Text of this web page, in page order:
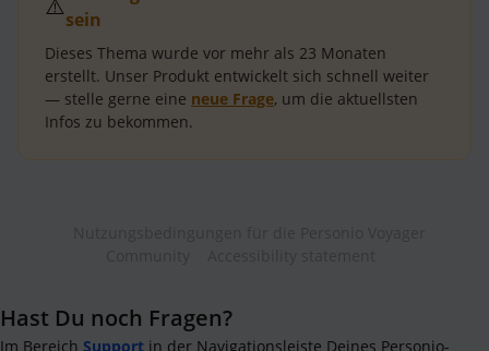
⚠️sein
Dieses Thema wurde vor mehr als 23 Monaten
erstellt. Unser Produkt entwickelt sich schnell weiter
— stelle gerne eine neue Frage, um die aktuellsten
Infos zu bekommen.
Hast Du noch Fragen?
Im Bereich Support in der Navigationsleiste Deines Personio-